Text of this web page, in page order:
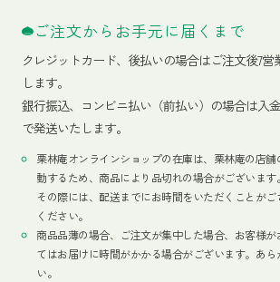
ご注文からお手元に届くまで
クレジットカード、 後払いの場合はご注文後7営
します。
銀行振込、コンビニ払い（前払い）の場合は入
で発送いたします。
栗林庵オンラインショップの在庫は、栗林庵の店
動するため、商品により品切れの場合がございます。
その際には、配送までにお時間をいただくことが
ください。
商品品薄の場合、ご注文が集中した場合、お客様が
てはお届けに時間がかかる場合がございます。あ
い。